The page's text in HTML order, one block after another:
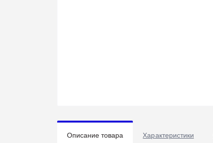
Описание товара Характеристики